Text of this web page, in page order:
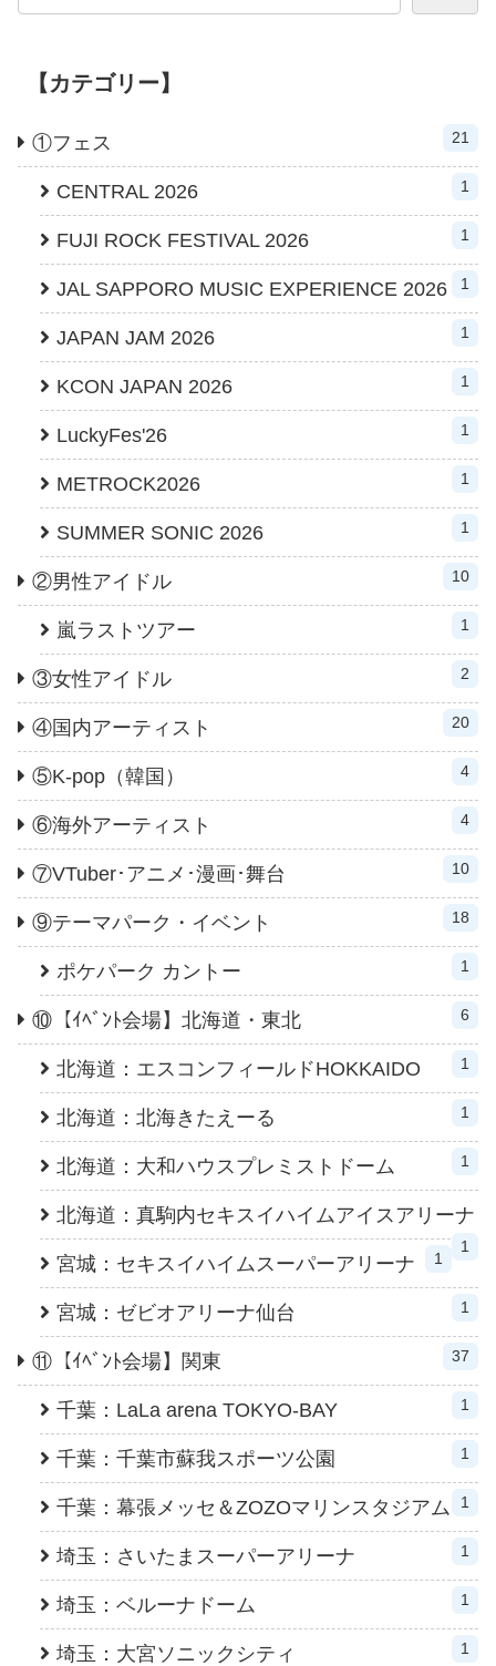
【カテゴリー】
①フェス 21
CENTRAL 2026 1
FUJI ROCK FESTIVAL 2026 1
JAL SAPPORO MUSIC EXPERIENCE 2026 1
JAPAN JAM 2026 1
KCON JAPAN 2026 1
LuckyFes'26 1
METROCK2026 1
SUMMER SONIC 2026 1
②男性アイドル 10
嵐ラストツアー 1
③女性アイドル 2
④国内アーティスト 20
⑤K-pop（韓国） 4
⑥海外アーティスト 4
⑦VTuber･アニメ･漫画･舞台 10
⑨テーマパーク・イベント 18
ポケパーク カントー 1
⑩【ｲﾍﾞﾝﾄ会場】北海道・東北 6
北海道：エスコンフィールドHOKKAIDO 1
北海道：北海きたえーる 1
北海道：大和ハウスプレミストドーム 1
北海道：真駒内セキスイハイムアイスアリーナ
1
宮城：セキスイハイムスーパーアリーナ 1
宮城：ゼビオアリーナ仙台 1
⑪【ｲﾍﾞﾝﾄ会場】関東 37
千葉：LaLa arena TOKYO-BAY 1
千葉：千葉市蘇我スポーツ公園 1
千葉：幕張メッセ＆ZOZOマリンスタジアム 1
埼玉：さいたまスーパーアリーナ 1
埼玉：ベルーナドーム 1
埼玉：大宮ソニックシティ 1